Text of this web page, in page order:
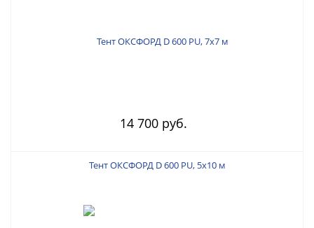
14 700 руб.
Тент ОКСФОРД D 600 PU, 5х10 м